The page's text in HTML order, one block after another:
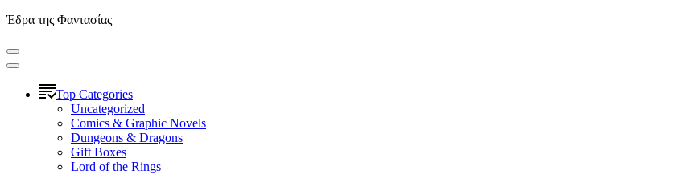
Έδρα της Φαντασίας
Top Categories
Uncategorized
Comics & Graphic Novels
Dungeons & Dragons
Gift Boxes
Lord of the Rings